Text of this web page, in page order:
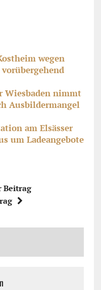
wegen
Wiesbaden nimmt
Ausbildermangel
am Elsässer
um Ladeangebote
Beitrag